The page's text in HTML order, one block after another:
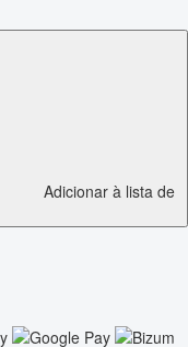
Adicionar à lista de